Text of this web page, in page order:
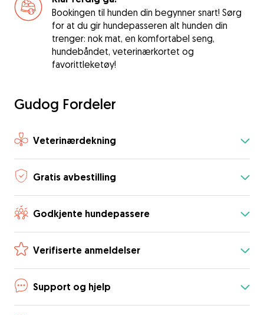
Bookingen til hunden din begynner snart! Sørg
for at du gir hundepasseren alt hunden din
trenger: nok mat, en komfortabel seng,
hundebåndet, veterinærkortet og
favorittleketøy!
Gudog Fordeler
Veterinærdekning
Gratis avbestilling
Godkjente hundepassere
Verifiserte anmeldelser
Support og hjelp